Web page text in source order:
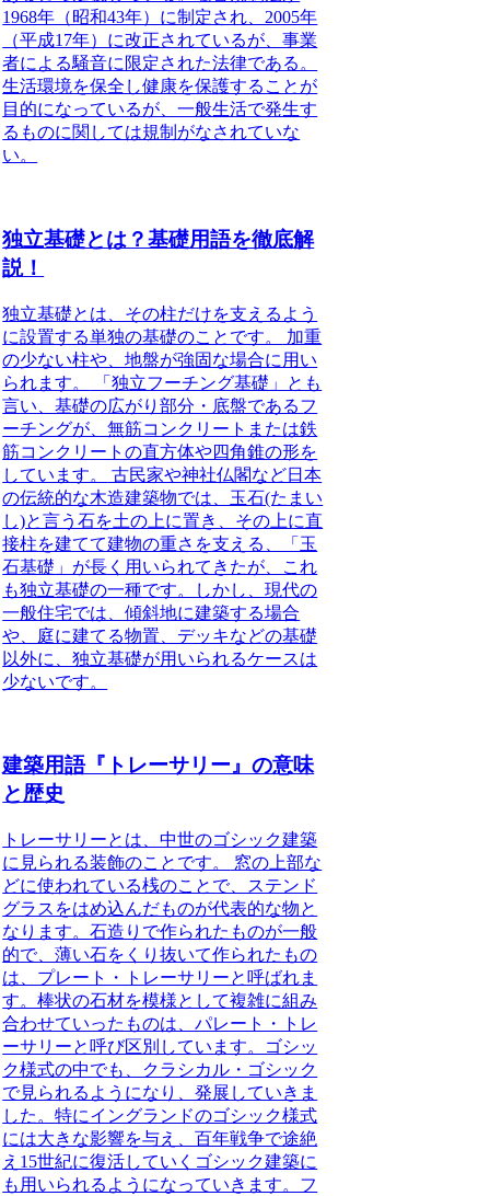
1968年（昭和43年）に制定され、2005年
（平成17年）に改正されているが、事業
者による騒音に限定された法律である。
生活環境を保全し健康を保護することが
目的になっているが、一般生活で発生す
るものに関しては規制がなされていな
い。
独立基礎とは？基礎用語を徹底解
説！
独立基礎とは、その柱だけを支えるよう
に設置する単独の基礎のことです。
加重
の少ない柱や、地盤が強固な場合に用い
られます。
「独立フーチング基礎」とも
言い、基礎の広がり部分・底盤であるフ
ーチングが、無筋コンクリートまたは鉄
筋コンクリートの直方体や四角錐の形を
しています。
古民家や神社仏閣など日本
の伝統的な木造建築物では、玉石(たまい
し)と言う石を土の上に置き、その上に直
接柱を建てて建物の重さを支える、「玉
石基礎」が長く用いられてきたが、これ
も独立基礎の一種です。しかし、現代の
一般住宅では、傾斜地に建築する場合
や、庭に建てる物置、デッキなどの基礎
以外に、独立基礎が用いられるケースは
少ないです。
建築用語『トレーサリー』の意味
と歴史
トレーサリーとは、中世のゴシック建築
に見られる装飾のことです。
窓の上部な
どに使われている桟のことで、ステンド
グラスをはめ込んだものが代表的な物と
なります。石造りで作られたものが一般
的で、薄い石をくり抜いて作られたもの
は、プレート・トレーサリーと呼ばれま
す。棒状の石材を模様として複雑に組み
合わせていったものは、パレート・トレ
ーサリーと呼び区別しています。ゴシッ
ク様式の中でも、クラシカル・ゴシック
で見られるようになり、発展していきま
した。特にイングランドのゴシック様式
には大きな影響を与え、百年戦争で途絶
え15世紀に復活していくゴシック建築に
も用いられるようになっていきます。フ